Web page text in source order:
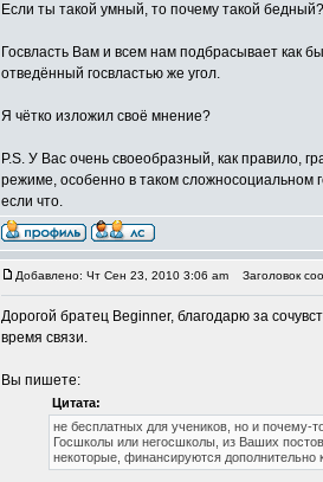
Если ты такой умный, то почему такой
Госвласть Вам и всем нам подбрасывает как
отведённый госвластью же угол.
Я чётко изложил своё мнение?
P.S. У Вас очень своеобразный, как правило,
режиме, особенно в таком сложносоциальном
если что.
Добавлено: Чт Сен 23, 2010 3:06 am Заголовок
Дорогой братец Beginner, благодарю за
время связи.
Вы пишете:
Цитата:
не бесплатных для учеников, но и почему-
Госшколы или негосшколы, из Ваших
некоторые, финансируются дополнительно